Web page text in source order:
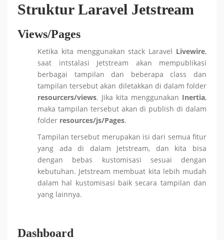
Struktur Laravel Jetstream
Views/Pages
Ketika kita menggunakan stack Laravel Livewire,
saat intstalasi Jetstream akan mempublikasi
berbagai tampilan dan beberapa class dan
tampilan tersebut akan diletakkan di dalam folder
resourcers/views. Jika kita menggunakan Inertia,
maka tampilan tersebut akan di publish di dalam
folder resources/js/Pages.
Tampilan tersebut merupakan isi dari semua fitur
yang ada di dalam Jetstream, dan kita bisa
dengan bebas kustomisasi sesuai dengan
kebutuhan. Jetstream membuat kita lebih mudah
dalam hal kustomisasi baik secara tampilan dan
yang lainnya.
Dashboard